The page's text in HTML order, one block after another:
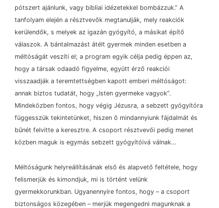
pótszert ajánlunk, vagy bibliai idézetekkel bombázzuk.” A
tanfolyam elején a résztvevők megtanulják, mely reakciók
kerülendők, s melyek az igazán gyógyító, a másikat építő
válaszok. A bántalmazást átélt gyermek minden esetben a
méltóságát veszíti el; a program egyik célja pedig éppen az,
hogy a társak odaadó figyelme, együtt érző reakciói
visszaadják a teremtettségben kapott emberi méltóságot:
annak biztos tudatát, hogy „Isten gyermeke vagyok”.
Mindeközben fontos, hogy végig Jézusra, a sebzett gyógyítóra
függesszük tekintetünket, hiszen ő mindannyiunk fájdalmát és
bűnét felvitte a keresztre. A csoport résztvevői pedig menet
közben maguk is egymás sebzett gyógyítóivá válnak…
Méltóságunk helyreállításának első és alapvető feltétele, hogy
felismerjük és kimondjuk, mi is történt velünk
gyermekkorunkban. Ugyanennyire fontos, hogy –a csoport
biztonságos közegében –merjük megengedni magunknak a